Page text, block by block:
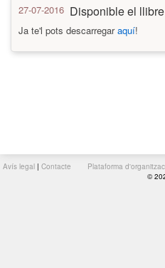
27-07-2016 Disponible el
Ja te'l pots descarregaraquí!
Avís legal | Contacte Plataforma
©